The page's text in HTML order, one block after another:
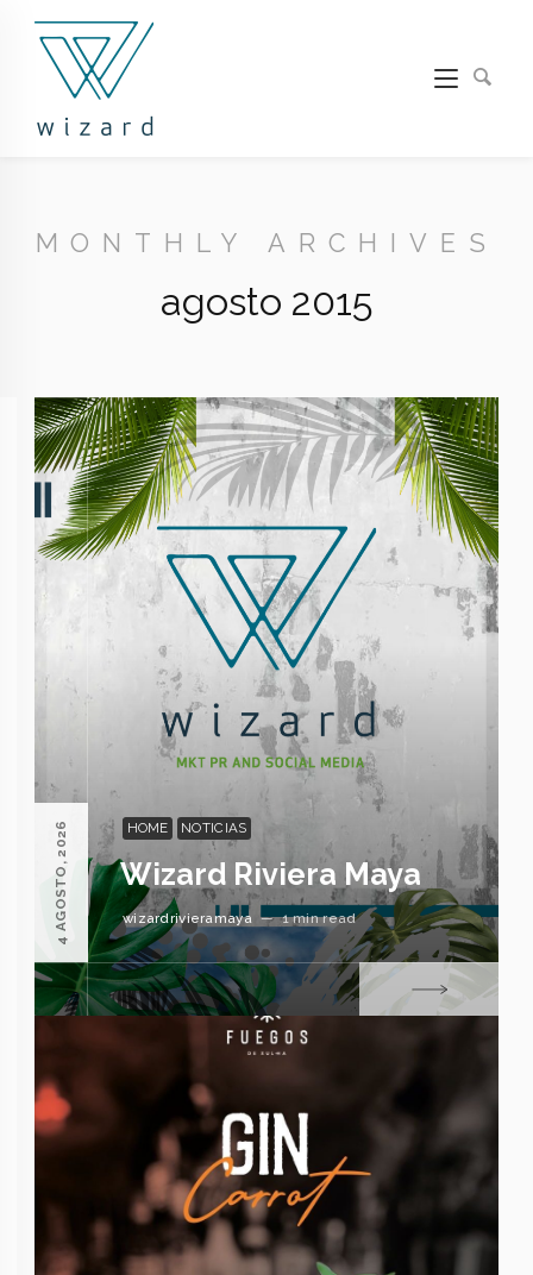
MONTHLY ARCHIVES
agosto 2015
HOME NOTICIAS
Wizard Riviera Maya
wizardrivieramaya — 1 min read
4 AGOSTO, 2026